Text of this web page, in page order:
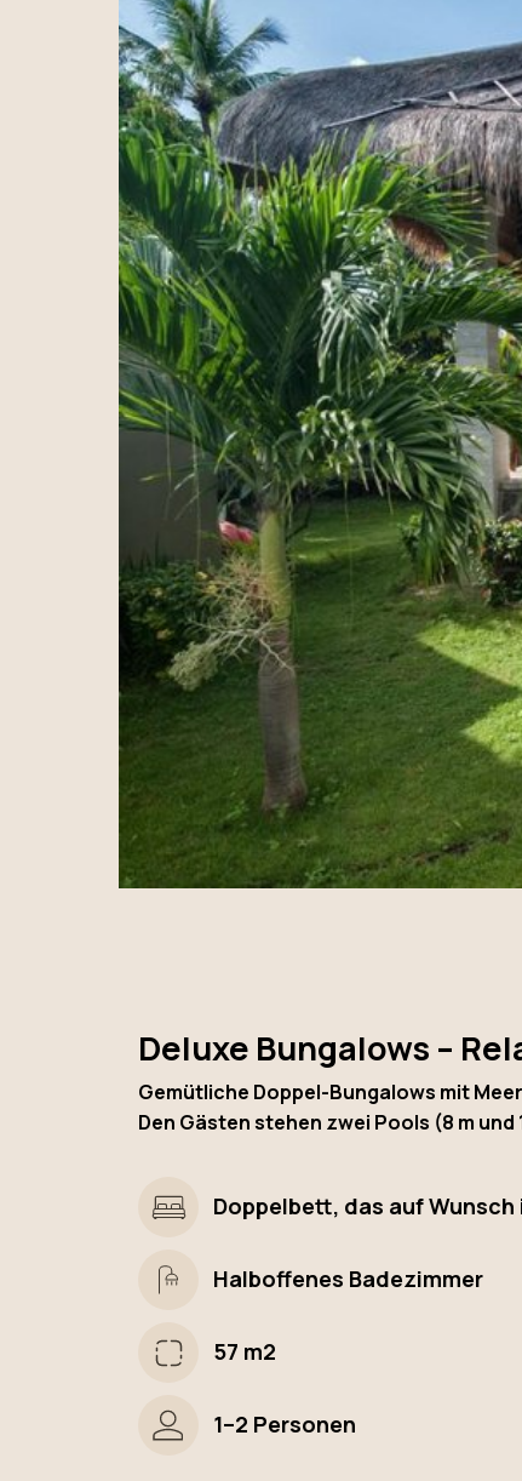
Deluxe Bungalows –
Gemütliche Doppel-Bungalows mit
Den Gästen stehen zwei Pools (8 m
Doppelbett, das auf
Halboffenes Badezimmer
57 m2
1–2 Personen